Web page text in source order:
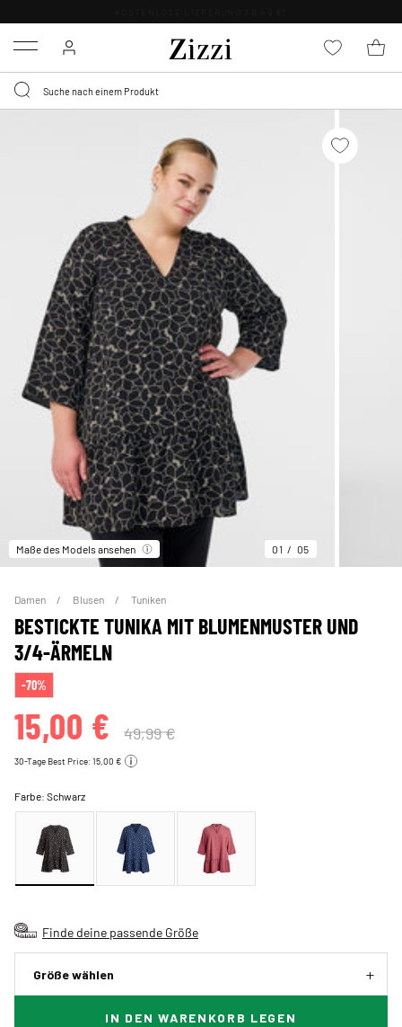
Menu
Maße des Models ansehen 01 05
Damen Blusen Tuniken
BESTICKTE TUNIKA MIT BLUMENMUSTER UND
3/4-ÄRMELN
-70%
15,00 € 49,99 €
30-Tage Best Price: 15,00 €
Farbe:Schwarz
Finde deine passende Größe
Größe wählen
IN DEN WARENKORB LEGEN